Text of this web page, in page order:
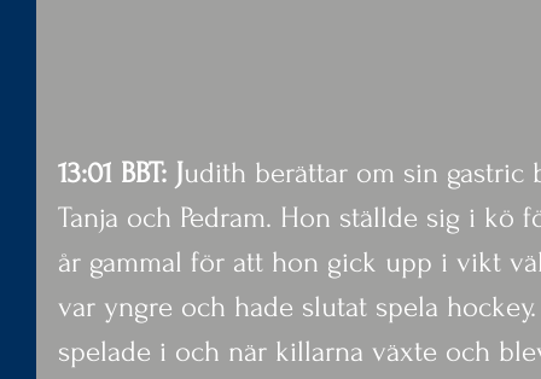
13:01 BBT: Judith berättar om sin
Tanja och Pedram. Hon ställde sig i kö
år gammal för att hon gick upp i vikt
var yngre och hade slutat spela
spelade i och när killarna växte och